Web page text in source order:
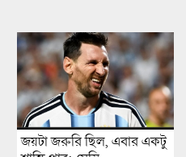
জয়টা জরুরি ছিল, এবার একটু